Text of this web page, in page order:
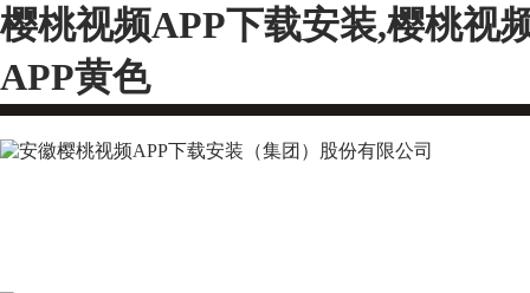
樱桃视频APP下载安装,樱桃视
APP黄色